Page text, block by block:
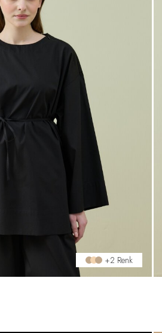
+2 Renk